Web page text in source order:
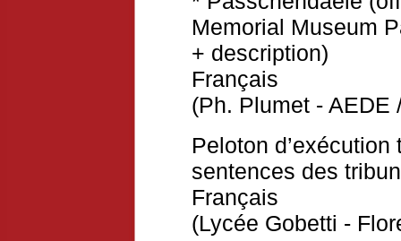
Memorial Museum
+ description)
Français
(Ph. Plumet - AEDE
Peloton
sentences des
Français
(Lycée Gobetti -